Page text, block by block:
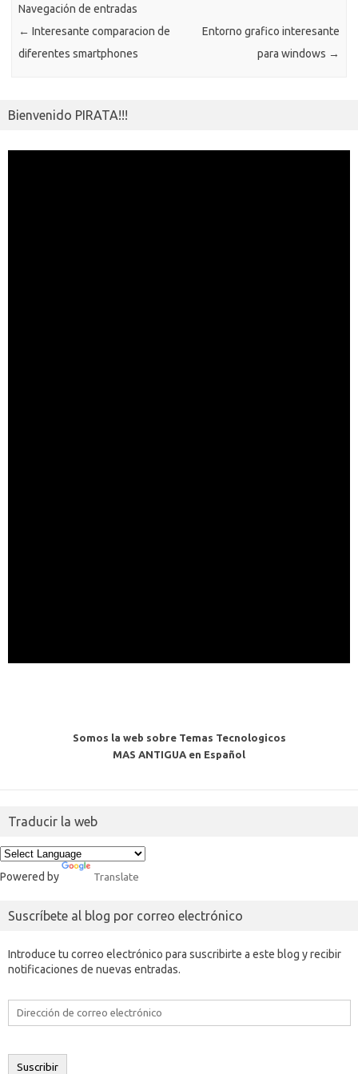
i
ti
r
Navegación de entradas
← Interesante comparacion de
diferentes smartphones
Entorno grafico interesante
para windows →
Bienvenido PIRATA!!!
Somos la web sobre Temas Tecnologicos
MAS ANTIGUA en Español
Traducir la web
Powered by Translate
Suscríbete al blog por correo electrónico
Introduce tu correo electrónico para suscribirte a este blog y recibir
notificaciones de nuevas entradas.
Dirección
electrónico
Suscribir